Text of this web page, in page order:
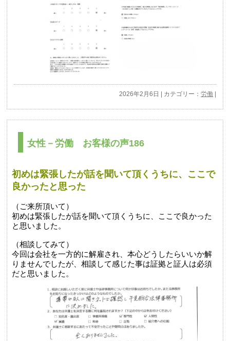
2026年2月6日 | カテゴリー：労働
女性－労働 お客様の声186
初めは緊張したが話を聞いて頂くうちに、ここで
良かったと思った
（ご来所頂いて）
初めは緊張したが話を聞いて頂くうちに、ここで良かった
と思いました。
（相談してみて）
今回は会社を一方的に解雇され、本心どうしたらいいか解
りませんでしたが、相談して感じた事は証拠と証人は必須
だと思いました。